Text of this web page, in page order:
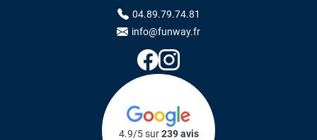
04.89.79.74.81
info@funway.fr
4.9/5 sur239 avis